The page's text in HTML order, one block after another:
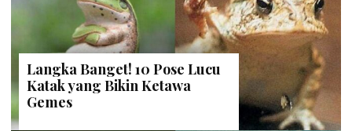
Langka Banget! 10 Pose Lucu
Katak yang Bikin Ketawa
Gemes